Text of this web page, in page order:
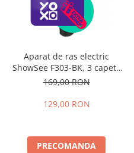
Aparat de ras electric
ShowSee F303-BK, 3 capete
mobile 360° si o grila de lame,
169,00 RON
129,00 RON
PRECOMANDA